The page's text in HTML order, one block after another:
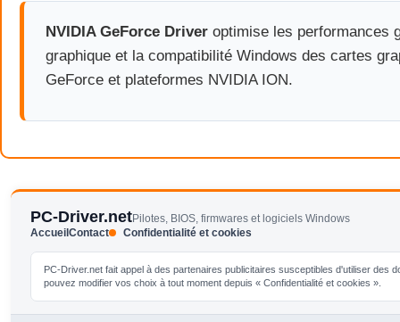
NVIDIA GeForce Driver optimise les performances
graphique et la compatibilité Windows des cartes
GeForce et plateformes NVIDIA ION.
PC-Driver.netPilotes, BIOS, firmwares et logiciels Windows
Accueil Contact Confidentialité et cookies
PC-Driver.net fait appel à des partenaires publicitaires susceptibles d'utiliser
pouvez modifier vos choix à tout moment depuis « Confidentialité et cookies ».